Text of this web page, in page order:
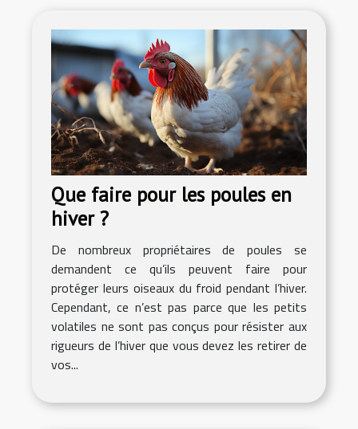
Que faire pour les poules en
hiver ?
De nombreux propriétaires de poules se
demandent ce qu’ils peuvent faire pour
protéger leurs oiseaux du froid pendant l’hiver.
Cependant, ce n’est pas parce que les petits
volatiles ne sont pas conçus pour résister aux
rigueurs de l’hiver que vous devez les retirer de
vos...